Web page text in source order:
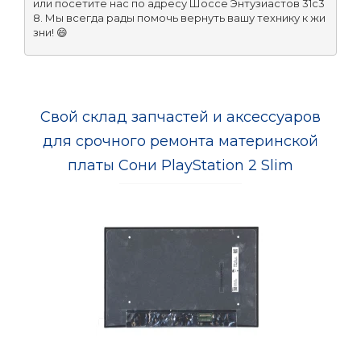
или посетите нас по адресу Шоссе Энтузиастов 31с3
8. Мы всегда рады помочь вернуть вашу технику к жи
зни! 😄
Свой склад запчастей и аксессуаров
для срочного ремонта материнской
платы Сони PlayStation 2 Slim